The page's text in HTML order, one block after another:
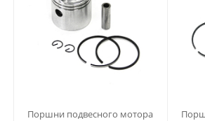
Поршни подвесного мотора